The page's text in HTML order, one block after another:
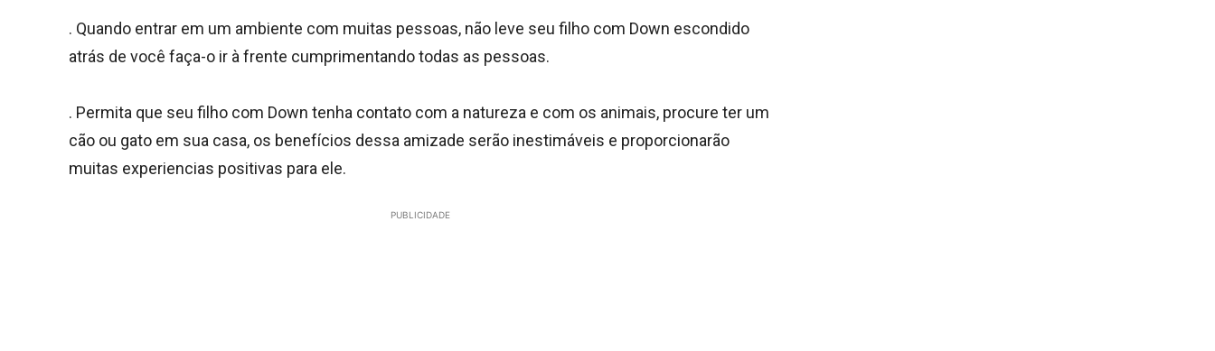
. Quando entrar em um ambiente com muitas pessoas, não leve seu filho com Down escondido
atrás de você faça-o ir à frente cumprimentando todas as pessoas.
. Permita que seu filho com Down tenha contato com a natureza e com os animais, procure ter um
cão ou gato em sua casa, os benefícios dessa amizade serão inestimáveis e proporcionarão
muitas experiencias positivas para ele.
PUBLICIDADE